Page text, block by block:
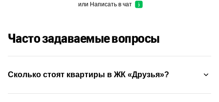
или Написать в чат
Часто задаваемые вопросы
Сколько стоят квартиры в ЖК «Друзья»?